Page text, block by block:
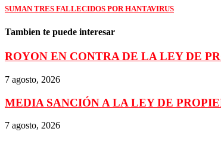
SUMAN TRES FALLECIDOS POR HANTAVIRUS
Tambien te puede interesar
ROYON EN CONTRA DE LA LEY DE
7 agosto, 2026
MEDIA SANCIÓN A LA LEY DE
7 agosto, 2026